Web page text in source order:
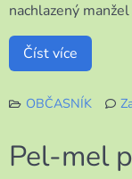
nachlazený
Číst více
OBČASNÍK
Pel-mel